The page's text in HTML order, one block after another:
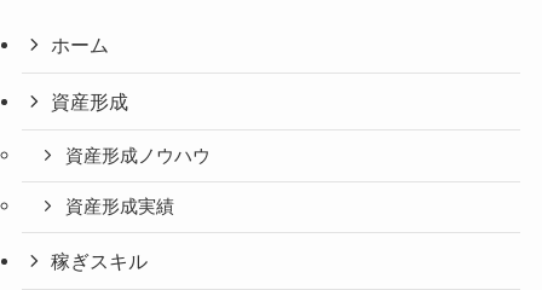
ホーム
資産形成
資産形成ノウハウ
資産形成実績
稼ぎスキル